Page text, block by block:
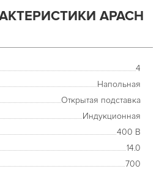
APACH
4
Напольная
Открытая подставка
Индукционная
400 В
14.0
700